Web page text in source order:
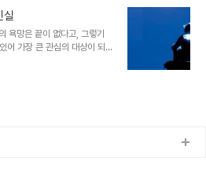
..
열기는 여타의 나라들에서 그
중화라는 방향으로 이어지고
하던 모든 일을 이제는 모
이 중심이 되는 모바일 시대가
시대의 핵심적 도구가 될 스
실
욕망은 끝이 없다고, 그렇기
어 가장 큰 관심의 대상이 되었
있는 기회를 주는 듯했지만,
되었고, 일부는 돈을 벌었다.